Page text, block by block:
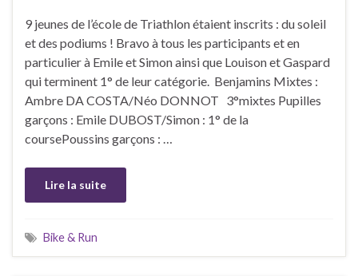
9 jeunes de l’école de Triathlon étaient inscrits : du soleil
et des podiums ! Bravo à tous les participants et en
particulier à Emile et Simon ainsi que Louison et Gaspard
qui terminent 1° de leur catégorie. Benjamins Mixtes :
Ambre DA COSTA/Néo DONNOT 3°mixtes Pupilles
garçons : Emile DUBOST/Simon : 1° de la
coursePoussins garçons : …
Lire la suite
Bike & Run